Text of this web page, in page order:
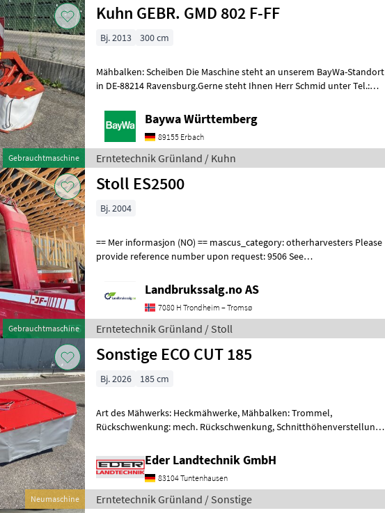
Gebrauchtmaschine
Kuhn GEBR. GMD 802 F-FF
Bj. 2013 300 cm
Mähbalken: Scheiben Die Maschine steht an unserem BayWa-Standort
in DE-88214 Ravensburg.Gerne steht Ihnen Herr Schmid unter Tel.:
Baywa Württemberg
89155 Erbach
Erntetechnik Grünland / Kuhn
Gebrauchtmaschine
Stoll ES2500
Bj. 2004
== Mer informasjon (NO) == mascus_category: otherharvesters Please
provide reference number upon request: 9506 See
Landbrukssalg.no AS
7080 H Trondheim – Tromsø
Erntetechnik Grünland / Stoll
Neumaschine
Sonstige ECO CUT 185
Bj. 2026 185 cm
Art des Mähwerks: Heckmähwerke, Mähbalken: Trommel,
Rückschwenkung: mech. Rückschwenkung, Schnitthöhenverstellung
Eder Landtechnik GmbH
83104 Tuntenhausen
Erntetechnik Grünland / Sonstige